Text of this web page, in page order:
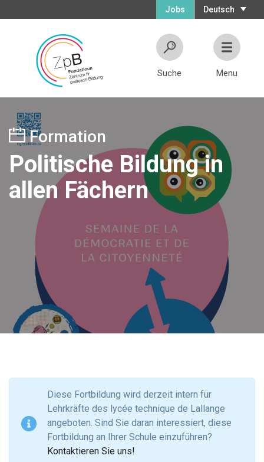
Deutsch
Jobs
Suche Menu
Formation
Politische Bildung in
allen Fächern
Diese Fortbildung wird derzeit intern für
Lehrkräfte des lycée technique de Lallange
angeboten. Sind Sie daran interessiert, diese
Fortbildung an Ihrer Schule einzuführen?
Kontaktieren Sie uns!